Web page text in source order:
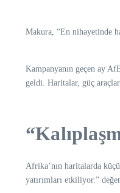
Makura, “En nihayetinde
Kampanyanın geçen ay
geldi. Haritalar, güç
Afrika’nın haritalarda
yatırımları etkiliyor.”